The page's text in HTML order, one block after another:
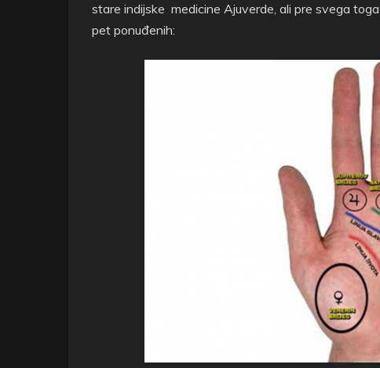
stare indijske medicine Ajuverde, ali pre svega
pet ponuđenih: